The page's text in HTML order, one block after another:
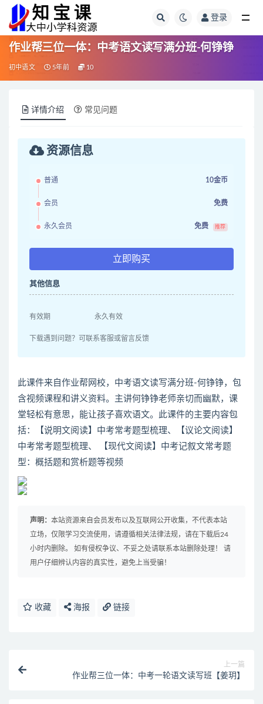
登录
作业帮三位一体：中考语文读写满分班-何铮铮
初中语文 5年前 10
详情介绍 常见问题
资源信息
普通 10金币
会员 免费
永久会员 免费 推荐
立即购买
其他信息
有效期 永久有效
下载遇到问题？可联系客服或留言反馈
此课件来自作业帮网校，中考语文读写满分班-何铮铮，包
含视频课程和讲义资料。主讲何铮铮老师亲切而幽默，课
堂轻松有意思，能让孩子喜欢语文。此课件的主要内容包
括：【说明文阅读】中考常考题型梳理、【议论文阅读】
中考常考题型梳理、 【现代文阅读】中考记叙文常考题
型：概括题和赏析题等视频
声明： 本站资源来自会员发布以及互联网公开收集，不代表本站
立场，仅限学习交流使用，请遵循相关法律法规，请在下载后24
小时内删除。 如有侵权争议、不妥之处请联系本站删除处理！ 请
用户仔细辨认内容的真实性，避免上当受骗！
收藏 海报 链接
上一篇
作业帮三位一体：中考一轮语文读写班【姜玥】
全部